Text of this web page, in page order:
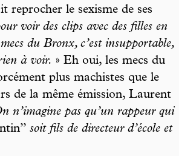
reprocher le sexisme de ses
voir des clips avec des filles en
du Bronx, c’est insupportable,
à voir. » Eh oui, les mecs du
plus machistes que le
de la même émission, Laurent
n’imagine pas qu’un rappeur qui
soit fils de directeur d’école et